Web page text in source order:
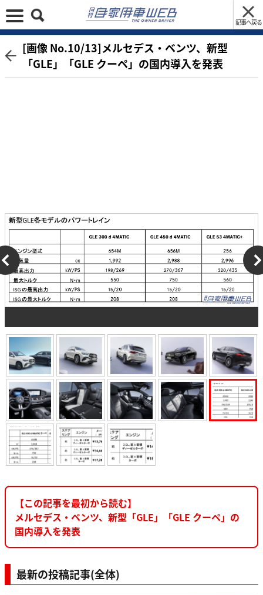
記事へ戻る
[画像 No.10/13]メルセデス・ベンツ、新型
「GLE」「GLE クーペ」の国内導入を発表
【この記事を最初から読む】
メルセデス・ベンツ、新型「GLE」「GLE クーペ」の
国内導入を発表
最新の投稿記事(全体)